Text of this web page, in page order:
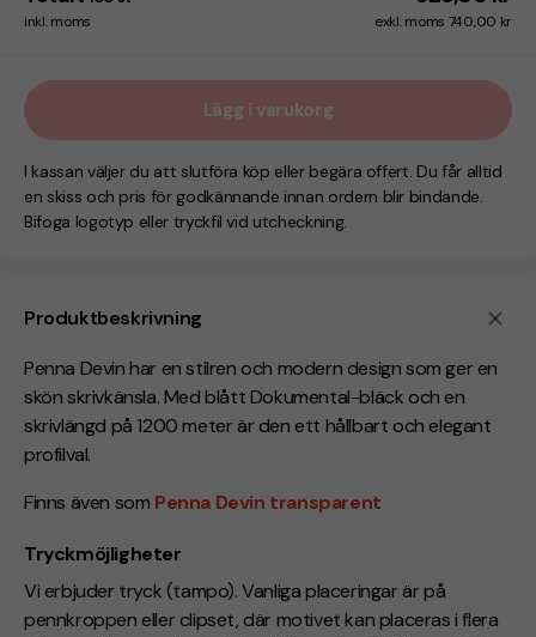
Produktbeskrivning
Penna Devin har en stilren och modern design som ger en
skön skrivkänsla. Med blått Dokumental-bläck och en
skrivlängd på 1200 meter är den ett hållbart och elegant
profilval.
Finns även som Penna Devin transparent
Tryckmöjligheter
Vi erbjuder tryck (tampo). Vanliga placeringar är på
pennkroppen eller clipset, där motivet kan placeras i flera
inkl. moms exkl. moms 740,00 kr
Lägg i varukorg
I kassan väljer du att slutföra köp eller begära offert. Du får alltid
en skiss och pris för godkännande innan ordern blir bindande.
Bifoga logotyp eller tryckfil vid utcheckning.